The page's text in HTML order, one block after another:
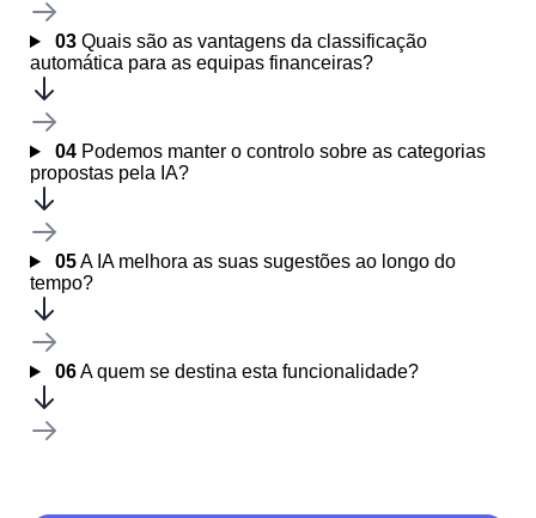
03Quais são as vantagens da classificação
automática para as equipas financeiras?
04Podemos manter o controlo sobre as categorias
propostas pela IA?
05A IA melhora as suas sugestões ao longo do
tempo?
06A quem se destina esta funcionalidade?